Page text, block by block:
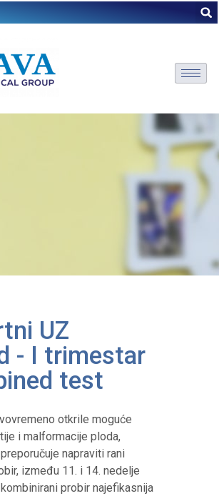
UZ
- I trimestar
test
otkrile moguće
i malformacije ploda,
napraviti rani
između 11. i 14. nedelje
probir najefikasnija